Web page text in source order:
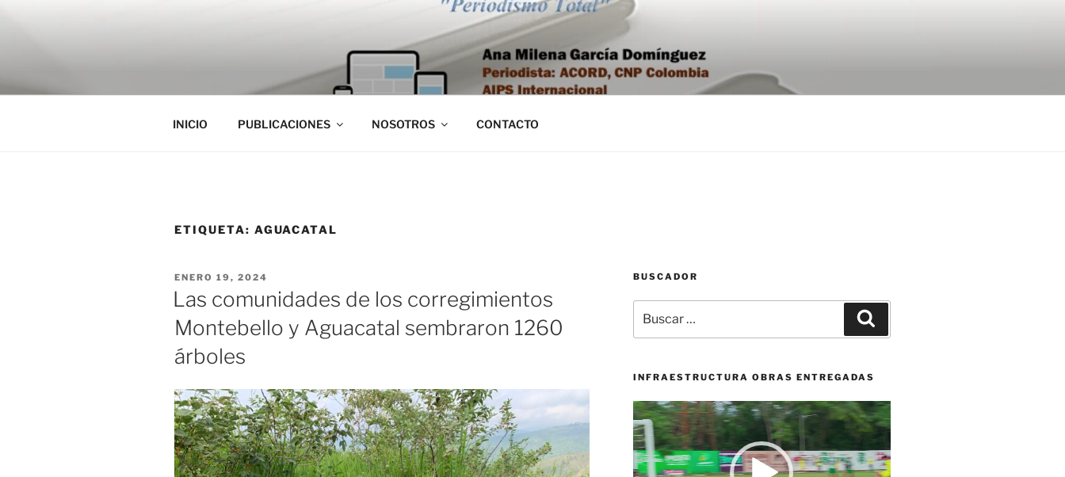
INICIO PUBLICACIONES NOSOTROS CONTACTO
ETIQUETA: AGUACATAL
PUBLICADO
EL
ENERO 19, 2024
Las comunidades de los corregimientos
Montebello y Aguacatal sembraron 1260
árboles
BUSCADOR
por:
INFRAESTRUCTURA OBRAS ENTREGADAS
Reproductor
de
vídeo